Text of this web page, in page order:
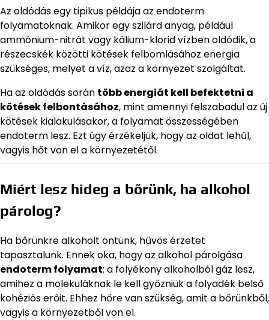
Az oldódás egy tipikus példája az endoterm
folyamatoknak. Amikor egy szilárd anyag, például
ammónium-nitrát vagy kálium-klorid vízben oldódik, a
részecskék közötti kötések felbomlásához energia
szükséges, melyet a víz, azaz a környezet szolgáltat.
Ha az oldódás során több energiát kell befektetni a
kötések felbontásához, mint amennyi felszabadul az új
kötések kialakulásakor, a folyamat összességében
endoterm lesz. Ezt úgy érzékeljük, hogy az oldat lehűl,
vagyis hőt von el a környezetétől.
Miért lesz hideg a bőrünk, ha alkohol
párolog?
Ha bőrünkre alkoholt öntünk, hűvös érzetet
tapasztalunk. Ennek oka, hogy az alkohol párolgása
endoterm folyamat: a folyékony alkoholból gáz lesz,
amihez a molekuláknak le kell győzniük a folyadék belső
kohéziós erőit. Ehhez hőre van szükség, amit a bőrünkből,
vagyis a környezetből von el.